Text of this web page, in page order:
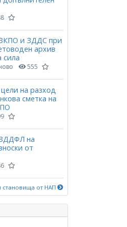
и ЗДДС при
архив
сила
555
на разход
сметка на
на
от
становища от НАП